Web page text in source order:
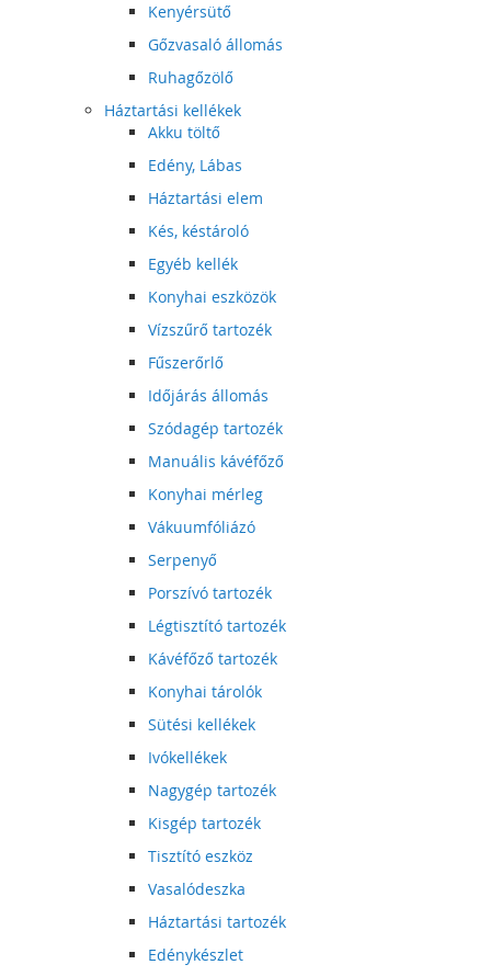
Kenyérsütő
Gőzvasaló állomás
Ruhagőzölő
Háztartási kellékek
Akku töltő
Edény, Lábas
Háztartási elem
Kés, késtároló
Egyéb kellék
Konyhai eszközök
Vízszűrő tartozék
Fűszerőrlő
Időjárás állomás
Szódagép tartozék
Manuális kávéfőző
Konyhai mérleg
Vákuumfóliázó
Serpenyő
Porszívó tartozék
Légtisztító tartozék
Kávéfőző tartozék
Konyhai tárolók
Sütési kellékek
Ivókellékek
Nagygép tartozék
Kisgép tartozék
Tisztító eszköz
Vasalódeszka
Háztartási tartozék
Edénykészlet